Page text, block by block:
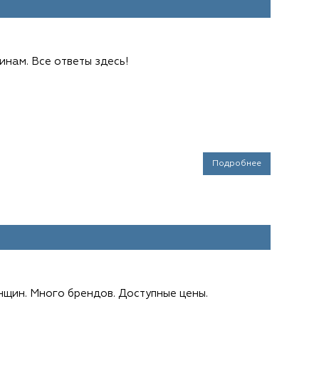
Все ответы здесь!
Подробнее
Много брендов. Доступные цены.